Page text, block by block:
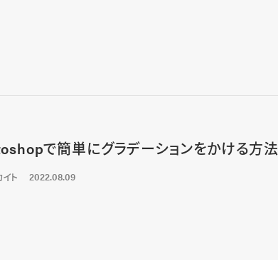
で簡単にグラデーションをかける方法
ト 2022.08.09